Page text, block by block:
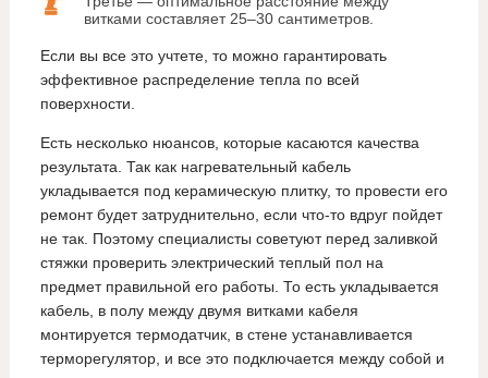
витками составляет 25–30 сантиметров.
Если вы все это учтете, то можно гарантировать
эффективное распределение тепла по всей
поверхности.
Есть несколько нюансов, которые касаются качества
результата. Так как нагревательный кабель
укладывается под керамическую плитку, то провести его
ремонт будет затруднительно, если что-то вдруг пойдет
не так. Поэтому специалисты советуют перед заливкой
стяжки проверить электрический теплый пол на
предмет правильной его работы. То есть укладывается
кабель, в полу между двумя витками кабеля
монтируется термодатчик, в стене устанавливается
терморегулятор, и все это подключается между собой и